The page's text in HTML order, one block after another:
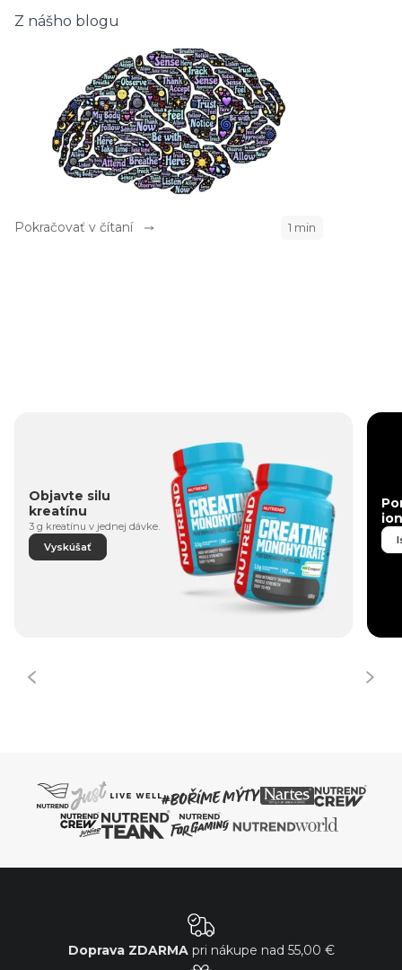
Z nášho blogu
Pokračovať v čítaní 1 min
Objavte silu
kreatínu
3 g kreatínu v jednej dávke.
Vyskúšať
Doprava ZDARMApri nákupe nad 55,00 €